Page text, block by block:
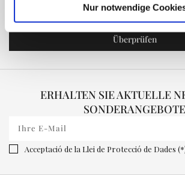
Nur notwendige
ERHALTEN SIE AKTUELLE
SONDERANGEBOTE
Acceptació de la Llei de Protecció de Dades